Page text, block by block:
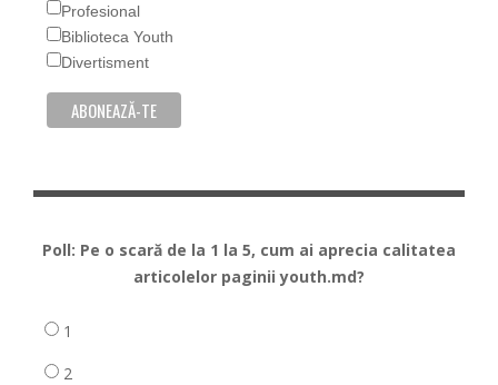
Profesional
Biblioteca Youth
Divertisment
Poll: Pe o scară de la 1 la 5, cum ai aprecia calitatea
articolelor paginii youth.md?
1
2